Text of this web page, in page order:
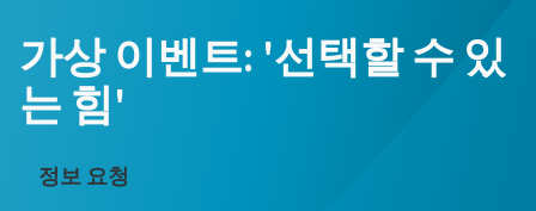
가상 이벤트: '선택할 수 있
는 힘'
정보 요청